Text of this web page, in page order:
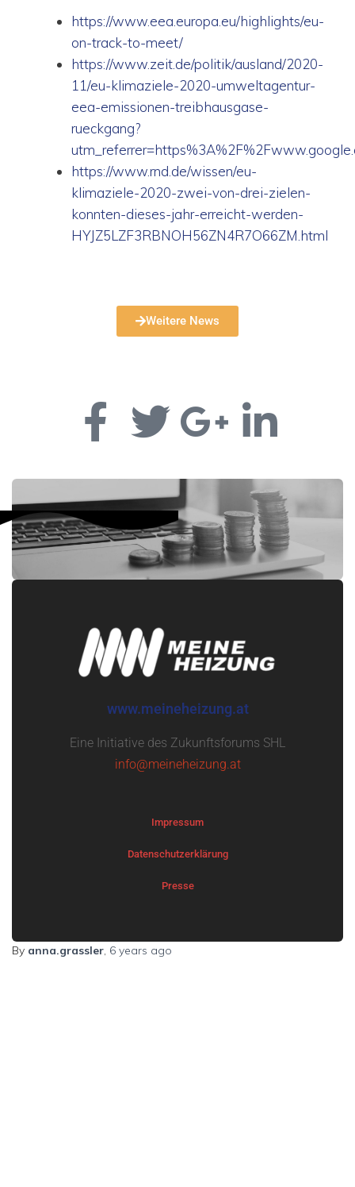
https://www.eea.europa.eu/highlights/eu-
on-track-to-meet/
https://www.zeit.de/politik/ausland/2020-
11/eu-klimaziele-2020-umweltagentur-
eea-emissionen-treibhausgase-
rueckgang?
https://www.rnd.de/wissen/eu-
klimaziele-2020-zwei-von-drei-zielen-
konnten-dieses-jahr-erreicht-werden-
HYJZ5LZF3RBNOH56ZN4R7O66ZM.html
Weitere News
www.meineheizung.at
Eine Initiative des Zukunftsforums SHL
info@meineheizung.at
Impressum
Datenschutzerklärung
Presse
By anna.grassler, 6 years ago